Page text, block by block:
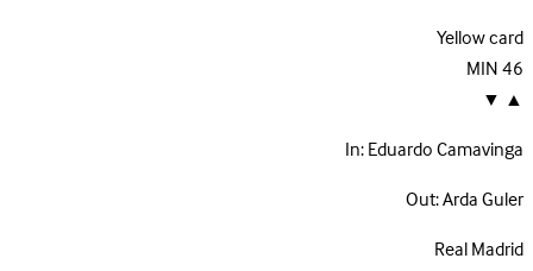
Yellow card
46
MIN
▲
▼
In:Eduardo Camavinga
Out:Arda Guler
Real Madrid